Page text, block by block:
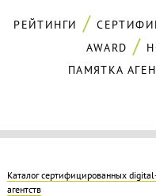
РЕЙТИНГИ
AWARD
ПАМЯТКА
Каталог сертифицированных
агентств